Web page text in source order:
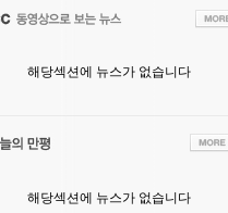
해당섹션에 뉴스가 없습니다
해당섹션에 뉴스가 없습니다